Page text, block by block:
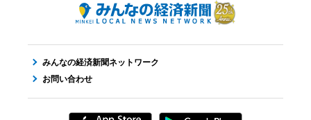
みんなの経済新聞ネットワーク
お問い合わせ